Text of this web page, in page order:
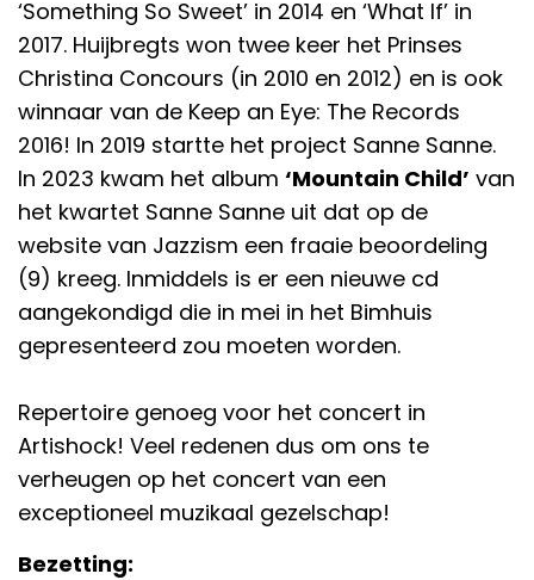
‘Something So Sweet’ in 2014 en ‘What If’ in
2017. Huijbregts won twee keer het Prinses
Christina Concours (in 2010 en 2012) en is ook
winnaar van de Keep an Eye: The Records
2016! In 2019 startte het project Sanne Sanne.
In 2023 kwam het album ‘Mountain Child’ van
het kwartet Sanne Sanne uit dat op de
website van Jazzism een fraaie beoordeling
(9) kreeg. Inmiddels is er een nieuwe cd
aangekondigd die in mei in het Bimhuis
gepresenteerd zou moeten worden.
Repertoire genoeg voor het concert in
Artishock! Veel redenen dus om ons te
verheugen op het concert van een
exceptioneel muzikaal gezelschap!
Bezetting: